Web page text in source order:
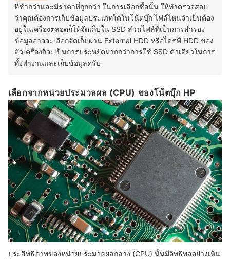
ที่ช้ากว่าและมีราคาที่ถูกกว่า ในการเลือกซื้อนั้น ให้ทำตรวจสอบ
ว่าคุณต้องการเก็บข้อมูลประเภทใดในโน้ตบุ๊ก ไฟล์ไหนจำเป็นต้อง
อยู่ในเครื่องตลอดก็ให้จัดเก็บใน SSD ส่วนไฟล์ที่เป็นการสำรอง
ข้อมูลอาจจะเลือกจัดเก็บผ่าน External HDD หรือไดรฟ์ HDD ของ
ตัวเครื่องก็จะเป็นการประหยัดมากกว่าการใช้ SSD ตัวเดียวในการ
ทั้งทำงานและเก็บข้อมูลครับ
เลือกจากหน่วยประมวลผล (CPU) ของโน้ตบุ๊ก HP
ประสิทธิภาพของหน่วยประมวลผลกลาง (CPU) นั้นมีอิทธิพลอย่างเห็น